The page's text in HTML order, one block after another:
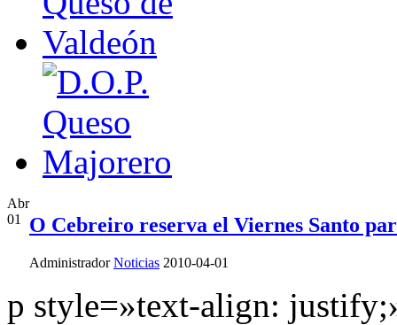
Abr
01
O Cebreiro reserva el Viernes Santo
Administrador Noticias 2010-04-01
p style=»text-align: